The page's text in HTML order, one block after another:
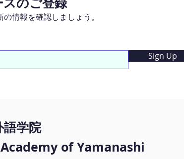
う人もいました。お店の
生のためにフォークを用
知られる観光地です。茅
情報を確認しましょう。
Sign Up
語学院
of Yamanashi